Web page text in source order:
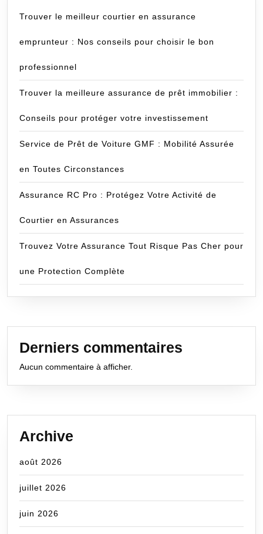
Trouver le meilleur courtier en assurance
emprunteur : Nos conseils pour choisir le bon
professionnel
Trouver la meilleure assurance de prêt immobilier :
Conseils pour protéger votre investissement
Service de Prêt de Voiture GMF : Mobilité Assurée
en Toutes Circonstances
Assurance RC Pro : Protégez Votre Activité de
Courtier en Assurances
Trouvez Votre Assurance Tout Risque Pas Cher pour
une Protection Complète
Derniers commentaires
Aucun commentaire à afficher.
Archive
août 2026
juillet 2026
juin 2026